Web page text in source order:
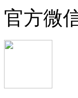
官方微